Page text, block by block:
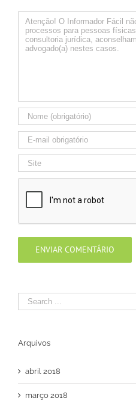
Comentário
Arquivos
abril 2018
março 2018